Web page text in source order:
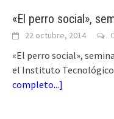
«El perro social»,
22 octubre, 2014
«El perro social»,
el Instituto Tecnológico
completo...]